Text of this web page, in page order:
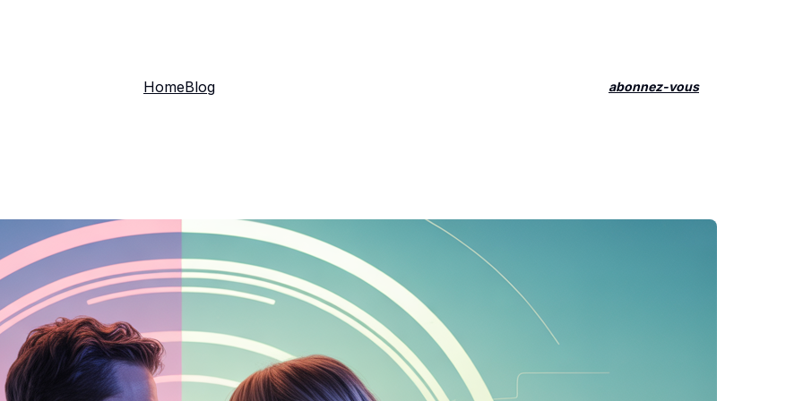
HomeBlog abonnez-vous